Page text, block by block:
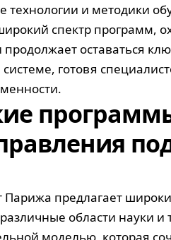
и методики
спектр программ,
продолжает оставаться
готовя
Парижа предлагает
области науки и
моделью, которая